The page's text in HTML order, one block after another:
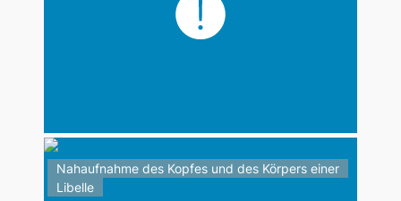
Nahaufnahme des Kopfes und des Körpers einer
Libelle